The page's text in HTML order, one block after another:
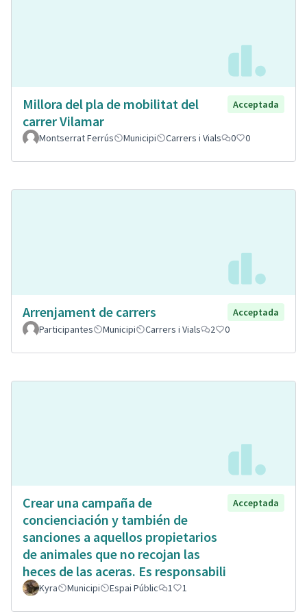
Millora del pla de mobilitat del
carrer Vilamar
Acceptada
Montserrat Ferrús Municipi Carrers i Vials 0 0
Arrenjament de carrers
Acceptada
Participantes
Municipi Carrers i Vials 2 0
Crear una campaña de
concienciación y también de
sanciones a aquellos propietarios
de animales que no recojan las
heces de las aceras. Es responsabili
Acceptada
Kyra Municipi Espai Públic 1 1